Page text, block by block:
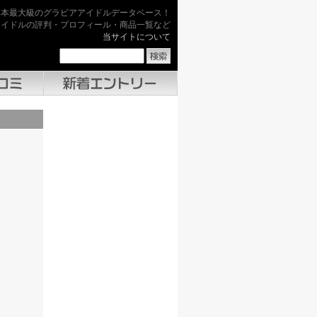
最大級のグラビアアイドルデータベース！
ドルの評判・プロフィール・商品一覧など
当サイトについて